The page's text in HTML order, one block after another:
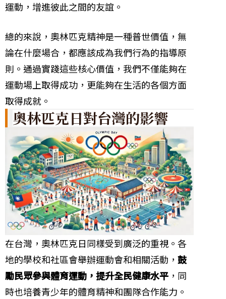
運動，增進彼此之間的友誼。
總的來說，奧林匹克精神是一種普世價值，無
論在什麼場合，都應該成為我們行為的指導原
則。通過實踐這些核心價值，我們不僅能夠在
運動場上取得成功，更能夠在生活的各個方面
取得成就。
奧林匹克日對台灣的影響
在台灣，奧林匹克日同樣受到廣泛的重視。各
地的學校和社區會舉辦運動會和相關活動， 鼓
勵民眾參與體育運動，提升全民健康水平 ，同
時也培養青少年的體育精神和團隊合作能力。